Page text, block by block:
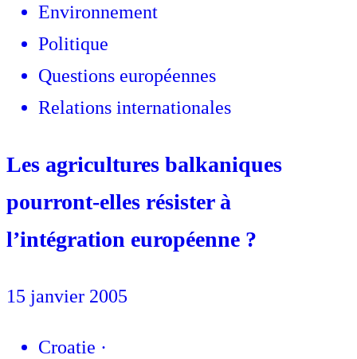
Environnement
Politique
Questions européennes
Relations internationales
Les agricultures balkaniques
pourront-elles résister à
l’intégration européenne ?
15 janvier 2005
Croatie ·